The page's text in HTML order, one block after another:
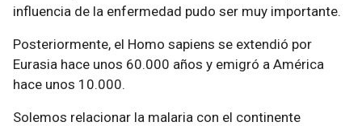
influencia de la enfermedad pudo ser muy importante.
Posteriormente, el Homo sapiens se extendió por
Eurasia hace unos 60.000 años y emigró a América
hace unos 10.000.
Solemos relacionar la malaria con el continente